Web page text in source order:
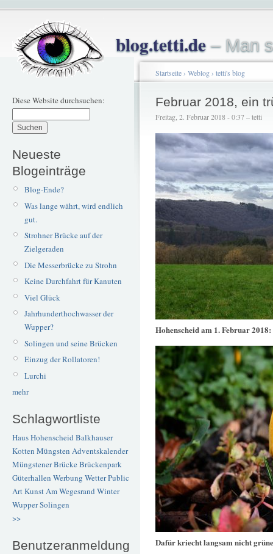
blog.tetti.de– Man
Diese Website durchsuchen:
Neueste
Blogeinträge
Blog-Ende?
Was lange währt, wird endlich
gut.
Strohner Brücke auf der
Zielgeraden
Die Messerbrücke zu Strohn
Keine Durchfahrt für Kanuten
Viel Glück
Jahrhunderthochwasser der
Wupper?
Solingen und seine Brücken
Einzug der Rollatoren!
Lurchi
mehr
Schlagwortliste
Haus Hohenscheid Balkhauser
Kotten Müngsten Adventskalender
Müngstener BrückeBrückenpark
Güterhallen Werbung WetterPublic
ArtKunstAm Wegesrand Winter
WupperSolingen
>>
Benutzeranmeldung
Startseite› Weblog› tetti's blog
Februar 2018, ein
Freitag, 2. Februar 2018 - 0:37 – tetti
Hohenscheid am 1. Februar 2018:
Dafür kriecht langsam nicht